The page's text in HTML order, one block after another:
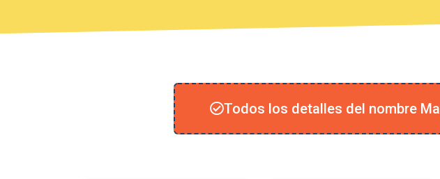
Todos los detalles del nombre